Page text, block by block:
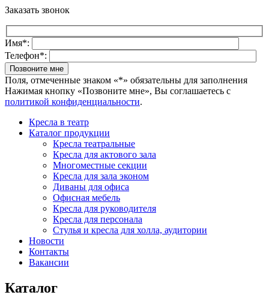
Заказать звонок
Имя*:
Телефон*:
Поля, отмеченные знаком «*» обязательны для заполнения
Нажимая кнопку «Позвоните мне», Вы соглашаетесь с
политикой конфиденциальности.
Кресла в театр
Каталог продукции
Кресла театральные
Кресла для актового зала
Многоместные секции
Кресла для зала эконом
Диваны для офиса
Офисная мебель
Кресла для руководителя
Кресла для персонала
Стулья и кресла для холла, аудитории
Новости
Контакты
Вакансии
Каталог